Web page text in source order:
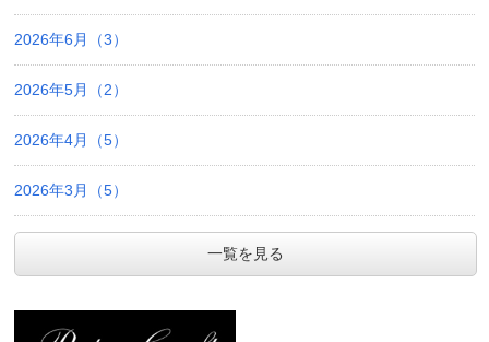
2026年6月（3）
2026年5月（2）
2026年4月（5）
2026年3月（5）
一覧を見る